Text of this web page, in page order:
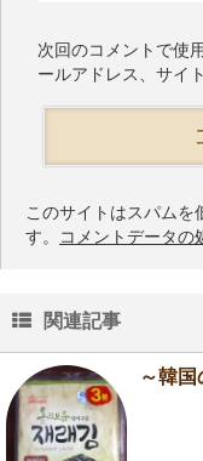
次回のコメントで使
ールアドレス、サイ
このサイトはスパムを
す。
コメントデータの
関連記事
～韓